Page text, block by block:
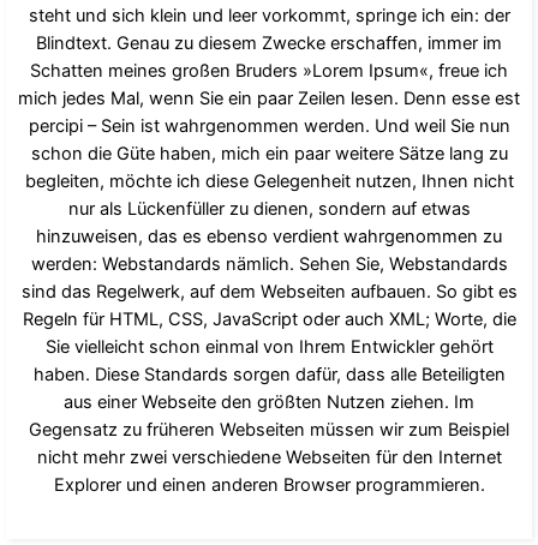
steht und sich klein und leer vorkommt, springe ich ein: der
Blindtext. Genau zu diesem Zwecke erschaffen, immer im
Schatten meines großen Bruders »Lorem Ipsum«, freue ich
mich jedes Mal, wenn Sie ein paar Zeilen lesen. Denn esse est
percipi – Sein ist wahrgenommen werden. Und weil Sie nun
schon die Güte haben, mich ein paar weitere Sätze lang zu
begleiten, möchte ich diese Gelegenheit nutzen, Ihnen nicht
nur als Lückenfüller zu dienen, sondern auf etwas
hinzuweisen, das es ebenso verdient wahrgenommen zu
werden: Webstandards nämlich. Sehen Sie, Webstandards
sind das Regelwerk, auf dem Webseiten aufbauen. So gibt es
Regeln für HTML, CSS, JavaScript oder auch XML; Worte, die
Sie vielleicht schon einmal von Ihrem Entwickler gehört
haben. Diese Standards sorgen dafür, dass alle Beteiligten
aus einer Webseite den größten Nutzen ziehen. Im
Gegensatz zu früheren Webseiten müssen wir zum Beispiel
nicht mehr zwei verschiedene Webseiten für den Internet
Explorer und einen anderen Browser programmieren.